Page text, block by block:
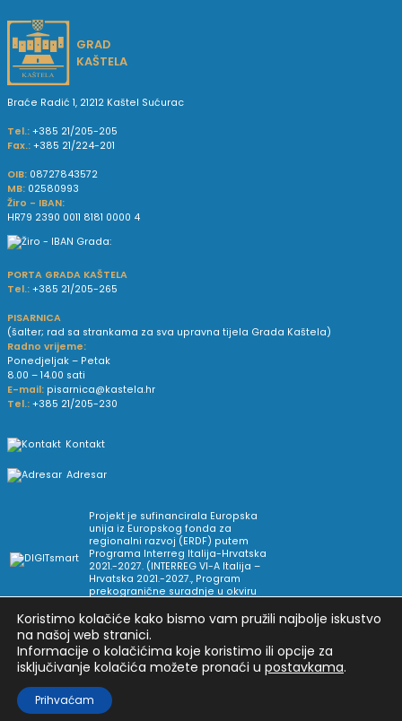
GRAD
KAŠTELA
Braće Radić 1, 21212 Kaštel Sućurac
Tel.: +385 21/205-205
Fax.: +385 21/224-201
OIB: 08727843572
MB: 02580993
Žiro - IBAN:
HR79 2390 0011 8181 0000 4
PORTA GRADA KAŠTELA
Tel.: +385 21/205-265
PISARNICA
(šalter; rad sa strankama za sva upravna tijela Grada Kaštela)
Radno vrijeme:
Ponedjeljak – Petak
8.00 – 14.00 sati
E-mail: pisarnica@kastela.hr
Tel.: +385 21/205-230
Kontakt
Adresar
Projekt je sufinancirala Europska
unija iz Europskog fonda za
regionalni razvoj (ERDF) putem
Programa Interreg Italija-Hrvatska
2021.-2027. (INTERREG VI-A Italija –
Hrvatska 2021.-2027., Program
prekogranične suradnje u okviru
Arhiva novosti Uvjeti korištenja Impressum
Pravne informacije i pravila privatnosti
Koristimo kolačiće kako bismo vam pružili najbolje iskustvo
na našoj web stranici.
Informacije o kolačićima koje koristimo ili opcije za
isključivanje kolačića možete pronaći u postavkama.
Prihvaćam